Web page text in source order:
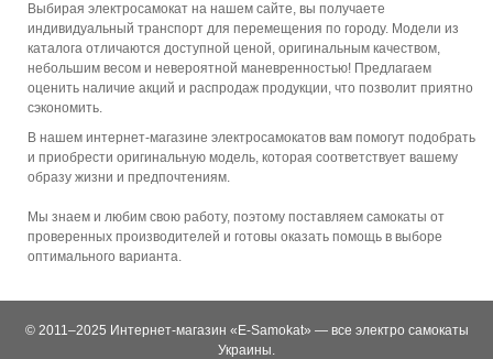
Выбирая электросамокат на нашем сайте, вы получаете
индивидуальный транспорт для перемещения по городу. Модели из
каталога отличаются доступной ценой, оригинальным качеством,
небольшим весом и невероятной маневренностью! Предлагаем
оценить наличие акций и распродаж продукции, что позволит приятно
сэкономить.
В нашем интернет-магазине электросамокатов вам помогут подобрать
и приобрести оригинальную модель, которая соответствует вашему
образу жизни и предпочтениям.
Мы знаем и любим свою работу, поэтому поставляем самокаты от
проверенных производителей и готовы оказать помощь в выборе
оптимального варианта.
© 2011–2025 Интернет-магазин «E-Samokat» — все электро самокаты
Украины.